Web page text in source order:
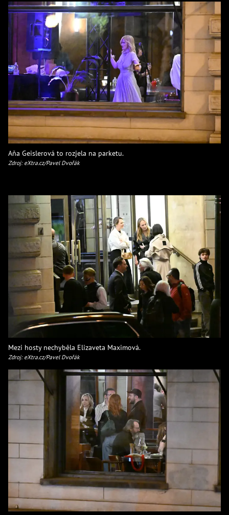
Aňa Geislerová to rozjela na parketu.
Zdroj: eXtra.cz/Pavel Dvořák
Mezi hosty nechyběla Elizaveta Maximová.
Zdroj: eXtra.cz/Pavel Dvořák